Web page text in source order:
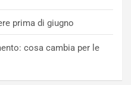
prima di giugno
cosa cambia per le